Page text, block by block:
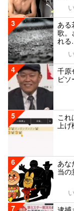
3
ある
歌。
れ
4
千原
ピソ
5
これ
上げ
6
あな
当の
7